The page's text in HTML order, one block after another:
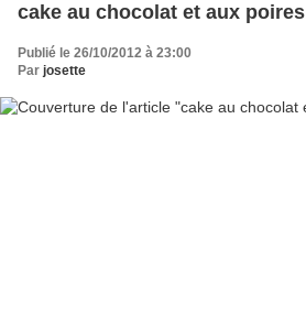
cake au chocolat et aux poires
Publié le 26/10/2012 à 23:00
Par josette